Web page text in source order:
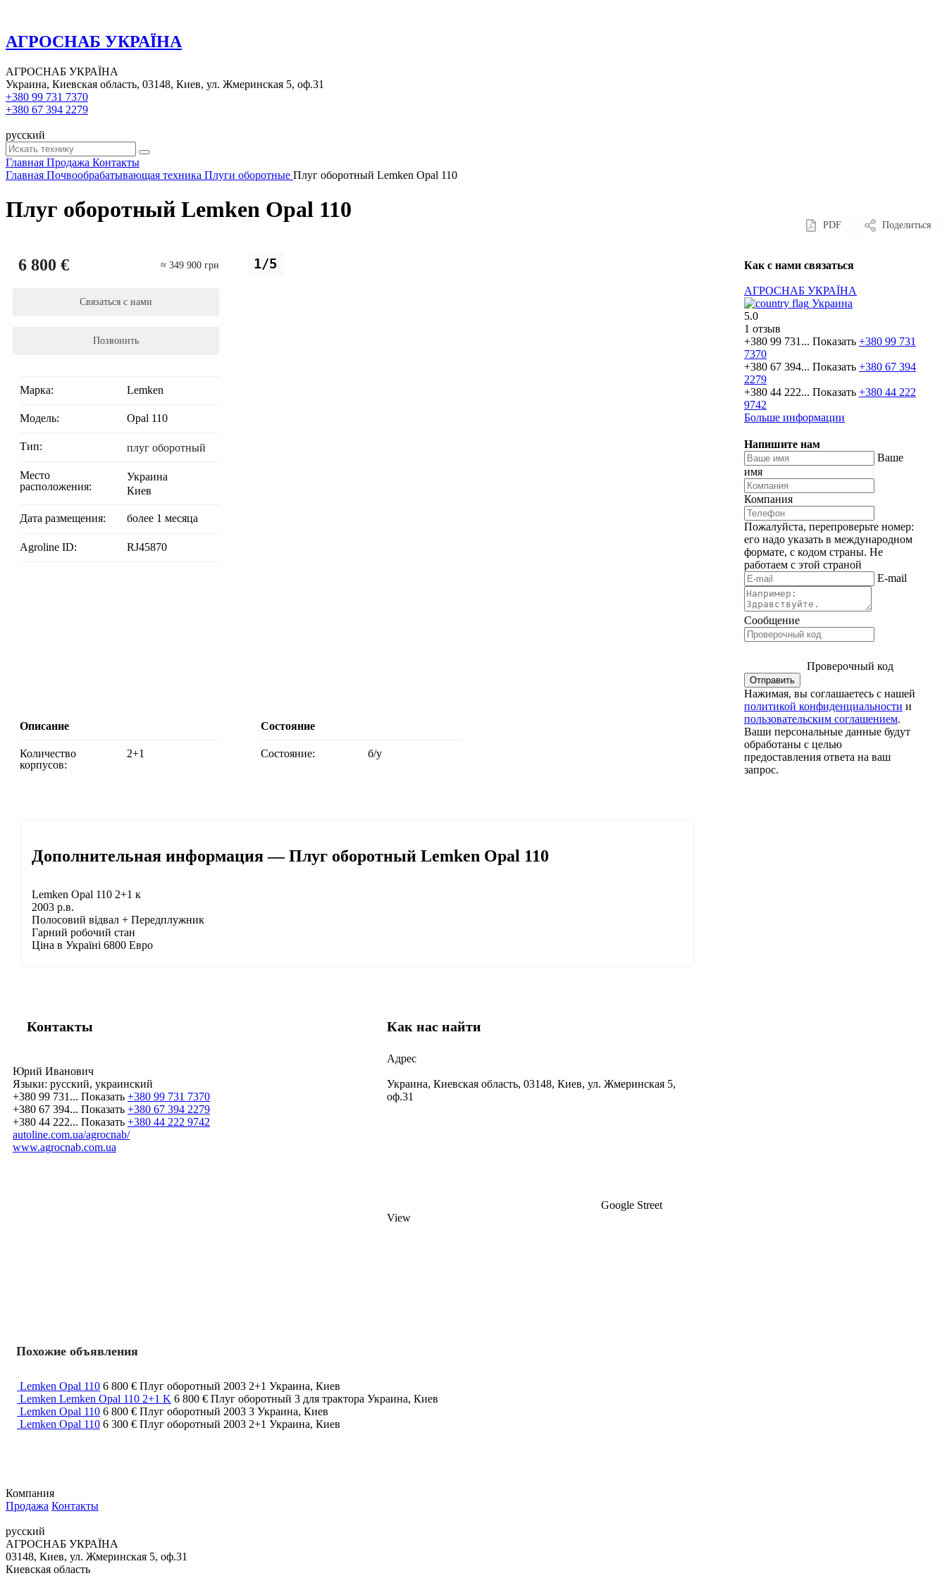
АГРОСНАБ УКРАЇНА
АГРОСНАБ УКРАЇНА
Украина, Киевская область, 03148, Киев, ул. Жмеринская 5, оф.31
+380 99 731 7370
+380 67 394 2279
русский
Главная Продажа Контакты
Главная Почвообрабатывающая техника Плуги оборотные Плуг оборотный Lemken Opal 110
Плуг оборотный Lemken Opal 110
PDF Поделиться
1/5
6 800 € ≈ 349 900 грн
Связаться с нами
Позвонить
Марка: Lemken
Модель: Opal 110
Тип: плуг оборотный
Место
расположения:
Украина
Киев
Дата размещения: более 1 месяца
Agroline ID: RJ45870
Описание
Количество
корпусов:
2+1
Состояние
Состояние: б/у
Дополнительная информация — Плуг оборотный Lemken Opal 110
Lemken Opal 110 2+1 к
2003 р.в.
Полосовий відвал + Передплужник
Гарний робочий стан
Ціна в Україні 6800 Евро
Как с нами связаться
АГРОСНАБ УКРАЇНА
Украина
5.0
1 отзыв
+380 99 731... Показать +380 99 731
7370
+380 67 394... Показать +380 67 394
2279
+380 44 222... Показать +380 44 222
9742
Больше информации
Напишите нам
Ваше
имя
Компания
Пожалуйста, перепроверьте номер:
его надо указать в международном
формате, с кодом страны. Не
работаем с этой страной
E-mail
Сообщение
Проверочный код
Нажимая, вы соглашаетесь с нашей
политикой конфиденциальности и
пользовательским соглашением.
Ваши персональные данные будут
обработаны с целью
предоставления ответа на ваш
запрос.
Контакты
Юрий Иванович
Языки: русский, украинский
+380 99 731... Показать +380 99 731 7370
+380 67 394... Показать +380 67 394 2279
+380 44 222... Показать +380 44 222 9742
autoline.com.ua/agrocnab/
www.agrocnab.com.ua
Как нас найти
Адрес
Украина, Киевская область, 03148, Киев, ул. Жмеринская 5,
оф.31
Google Street
View
Похожие объявления
Lemken Opal 110 6 800 € Плуг оборотный 2003 2+1 Украина, Киев
Lemken Lemken Opal 110 2+1 K 6 800 € Плуг оборотный 3 для трактора Украина, Киев
Lemken Opal 110 6 800 € Плуг оборотный 2003 3 Украина, Киев
Lemken Opal 110 6 300 € Плуг оборотный 2003 2+1 Украина, Киев
Компания
Продажа Контакты
русский
АГРОСНАБ УКРАЇНА
03148, Киев, ул. Жмеринская 5, оф.31
Киевская область